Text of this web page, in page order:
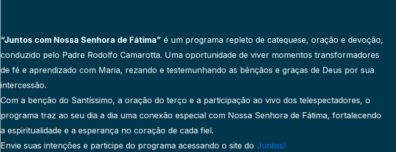
“Juntos com Nossa Senhora de Fátima” é um programa repleto de catequese, oração e devoção,
conduzido pelo Padre Rodolfo Camarotta. Uma oportunidade de viver momentos transformadores
de fé e aprendizado com Maria, rezando e testemunhando as bênçãos e graças de Deus por sua
intercessão.
Com a benção do Santíssimo, a oração do terço e a participação ao vivo dos telespectadores, o
programa traz ao seu dia a dia uma conexão especial com Nossa Senhora de Fátima, fortalecendo
a espiritualidade e a esperança no coração de cada fiel.
Envie suas intenções e participe do programa acessando o site do Juntos!